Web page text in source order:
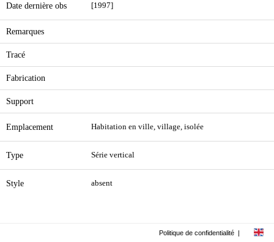
Date dernière obs [1997]
Remarques
Tracé
Fabrication
Support
Emplacement Habitation en ville, village, isolée
Type Série vertical
Style absent
Politique de confidentialité |